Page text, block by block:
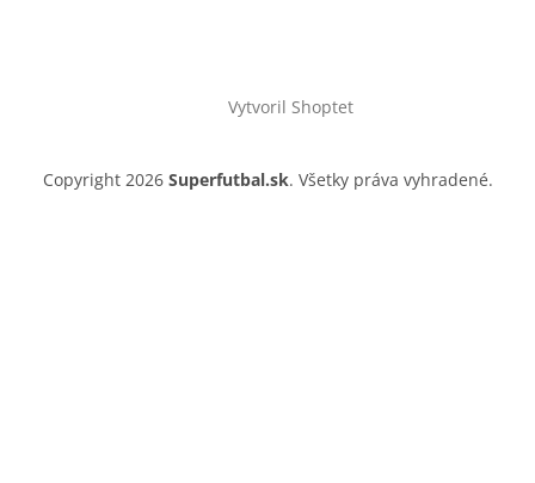
Vytvoril Shoptet
Copyright 2026 Superfutbal.sk. Všetky práva vyhradené.